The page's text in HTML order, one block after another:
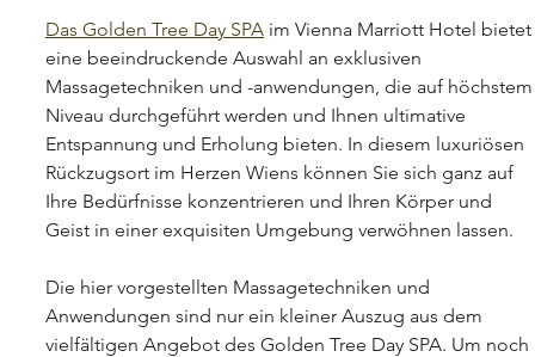
Das Golden Tree Day SPA im Vienna Marriott Hotel bietet
eine beeindruckende Auswahl an exklusiven
Massagetechniken und -anwendungen, die auf
Niveau durchgeführt werden und Ihnen ultimative
Entspannung und Erholung bieten. In diesem luxuriösen
Rückzugsort im Herzen Wiens können Sie sich ganz auf
Ihre Bedürfnisse konzentrieren und Ihren Körper und
Geist in einer exquisiten Umgebung verwöhnen lassen.
Die hier vorgestellten Massagetechniken und
Anwendungen sind nur ein kleiner Auszug aus dem
vielfältigen Angebot des Golden Tree Day SPA. Um noch